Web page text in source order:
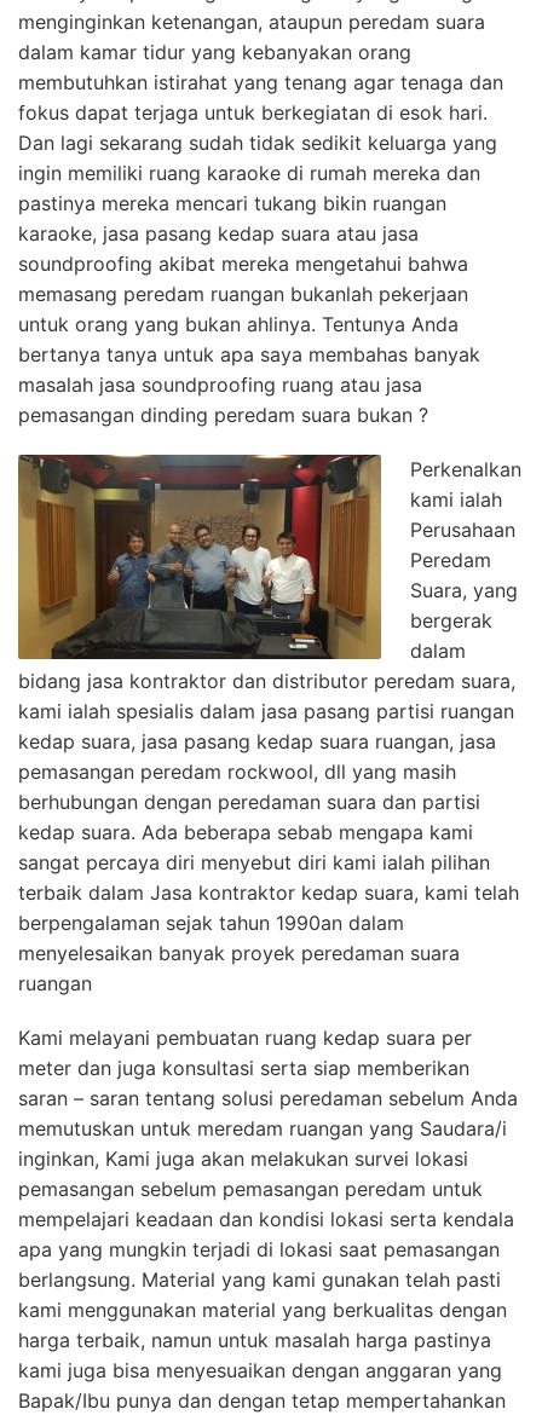
menginginkan ketenangan, ataupun peredam suara
dalam kamar tidur yang kebanyakan orang
membutuhkan istirahat yang tenang agar tenaga dan
fokus dapat terjaga untuk berkegiatan di esok hari.
Dan lagi sekarang sudah tidak sedikit keluarga yang
ingin memiliki ruang karaoke di rumah mereka dan
pastinya mereka mencari tukang bikin ruangan
karaoke, jasa pasang kedap suara atau jasa
soundproofing akibat mereka mengetahui bahwa
memasang peredam ruangan bukanlah pekerjaan
untuk orang yang bukan ahlinya. Tentunya Anda
bertanya tanya untuk apa saya membahas banyak
masalah jasa soundproofing ruang atau jasa
pemasangan dinding peredam suara bukan ?
Perkenalkan
kami ialah
Perusahaan
Peredam
Suara, yang
bergerak
dalam
bidang jasa kontraktor dan distributor peredam suara,
kami ialah spesialis dalam jasa pasang partisi ruangan
kedap suara, jasa pasang kedap suara ruangan, jasa
pemasangan peredam rockwool, dll yang masih
berhubungan dengan peredaman suara dan partisi
kedap suara. Ada beberapa sebab mengapa kami
sangat percaya diri menyebut diri kami ialah pilihan
terbaik dalam Jasa kontraktor kedap suara, kami telah
berpengalaman sejak tahun 1990an dalam
menyelesaikan banyak proyek peredaman suara
ruangan
Kami melayani pembuatan ruang kedap suara per
meter dan juga konsultasi serta siap memberikan
saran – saran tentang solusi peredaman sebelum Anda
memutuskan untuk meredam ruangan yang Saudara/i
inginkan, Kami juga akan melakukan survei lokasi
pemasangan sebelum pemasangan peredam untuk
mempelajari keadaan dan kondisi lokasi serta kendala
apa yang mungkin terjadi di lokasi saat pemasangan
berlangsung. Material yang kami gunakan telah pasti
kami menggunakan material yang berkualitas dengan
harga terbaik, namun untuk masalah harga pastinya
kami juga bisa menyesuaikan dengan anggaran yang
Bapak/Ibu punya dan dengan tetap mempertahankan